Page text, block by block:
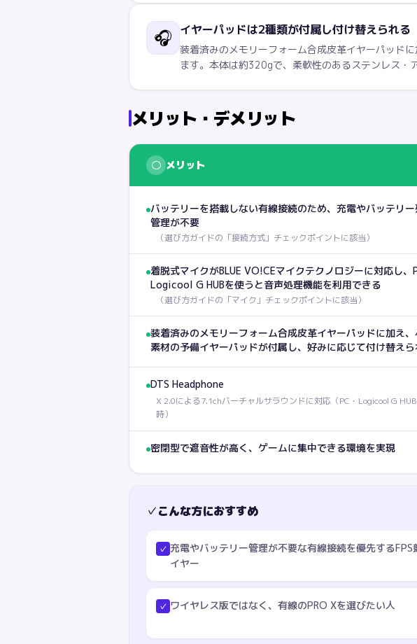
🎧 イヤーパッドは2種類が付属し付け替えられる
装着済みのメモリーフォーム合成皮革イヤーパッド
ます。本体は約320gで、柔軟性のあるステンレス・
メリット・デメリット
○ メリット
バッテリーを搭載しない有線接続のため、充電やバッテリー
管理が不要
（選び方ガイドの「接続方式」チェックポイントに該当）
着脱式マイクがBLUE VO!CEマイクテクノロジーに対応し、
Logicool G HUBを使うと音声処理機能を利用できる
（選び方ガイドの「マイク」チェックポイントに該当）
装着済みのメモリーフォーム合成皮革イヤーパッドに加え、
素材の予備イヤーパッドが付属し、好みに応じて付け替えら
DTS Headphone
X 2.0による7.1chバーチャルサラウンドに対応（PC・Logicool G
時）
密閉型で遮音性が高く、ゲームに集中できる環境を実現
✓こんな方におすすめ
✓ 充電やバッテリー管理が不要な有線接続を優先するFPS
イヤー
✓ ワイヤレス版ではなく、有線のPRO Xを選びたい人